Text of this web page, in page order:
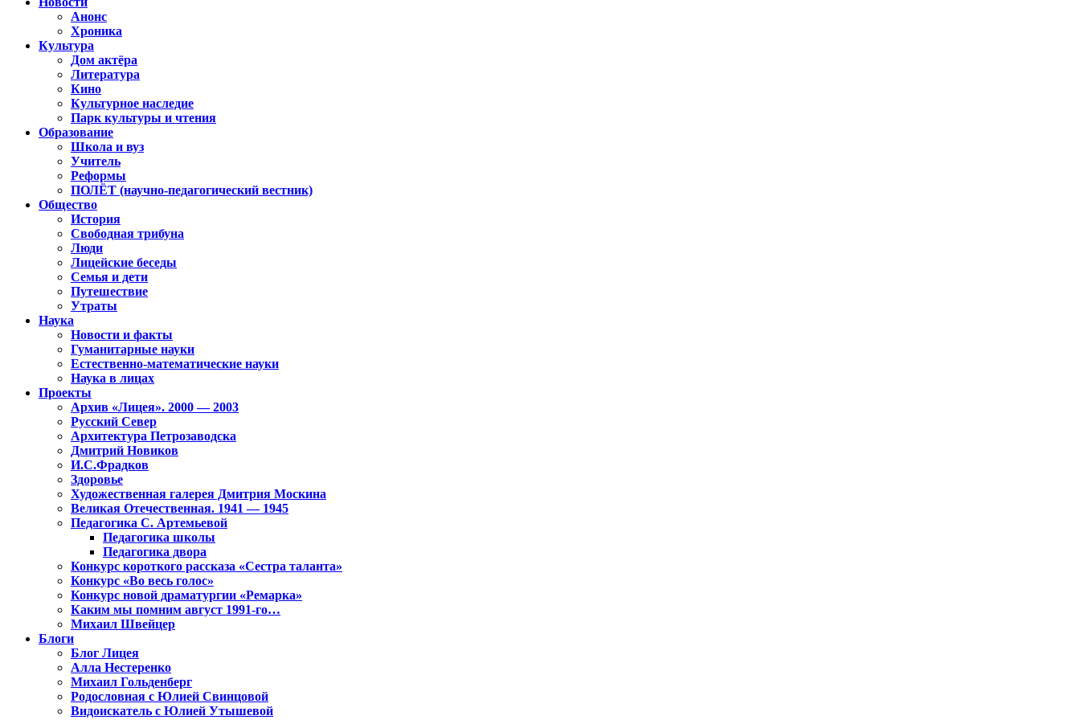
Анонс
Хроника
Культура
Дом актёра
Литература
Кино
Культурное наследие
Парк культуры и чтения
Образование
Школа и вуз
Учитель
Реформы
ПОЛЁТ (научно-педагогический вестник)
Общество
История
Свободная трибуна
Люди
Лицейские беседы
Семья и дети
Путешествие
Утраты
Наука
Новости и факты
Гуманитарные науки
Естественно-математические науки
Наука в лицах
Проекты
Архив «Лицея». 2000 — 2003
Русский Север
Архитектура Петрозаводска
Дмитрий Новиков
И.С.Фрадков
Здоровье
Художественная галерея Дмитрия Москина
Великая Отечественная. 1941 — 1945
Педагогика С. Артемьевой
Педагогика школы
Педагогика двора
Конкурс короткого рассказа «Сестра таланта»
Конкурс «Во весь голос»
Конкурс новой драматургии «Ремарка»
Каким мы помним август 1991-го…
Михаил Швейцер
Блоги
Блог Лицея
Алла Нестеренко
Михаил Гольденберг
Родословная с Юлией Свинцовой
Видоискатель с Юлией Утышевой